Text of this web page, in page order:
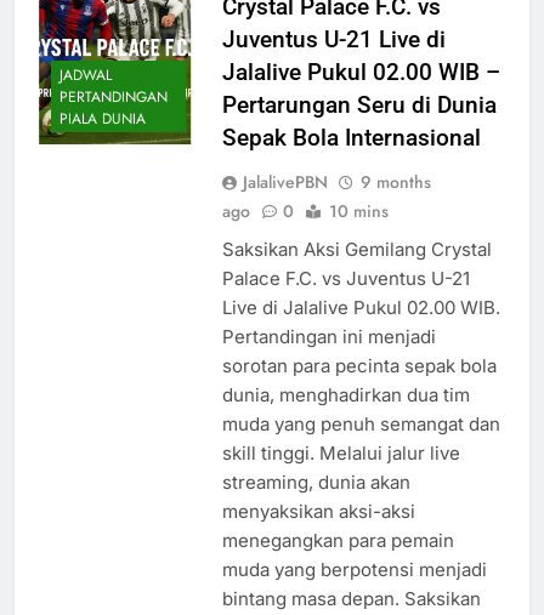
JADWAL
PERTANDINGAN
PIALA DUNIA
Crystal Palace F.C. vs
Juventus U-21 Live di
Jalalive Pukul 02.00 WIB –
Pertarungan Seru di Dunia
Sepak Bola Internasional
JalalivePBN
9 months
ago
0 10 mins
Saksikan Aksi Gemilang Crystal
Palace F.C. vs Juventus U-21
Live di Jalalive Pukul 02.00 WIB.
Pertandingan ini menjadi
sorotan para pecinta sepak bola
dunia, menghadirkan dua tim
muda yang penuh semangat dan
skill tinggi. Melalui jalur live
streaming, dunia akan
menyaksikan aksi-aksi
menegangkan para pemain
muda yang berpotensi menjadi
bintang masa depan. Saksikan